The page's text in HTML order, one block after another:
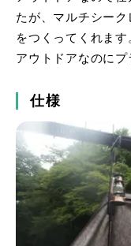
たが、マルチシー
をつくってくれます
アウトドアなのに
仕様